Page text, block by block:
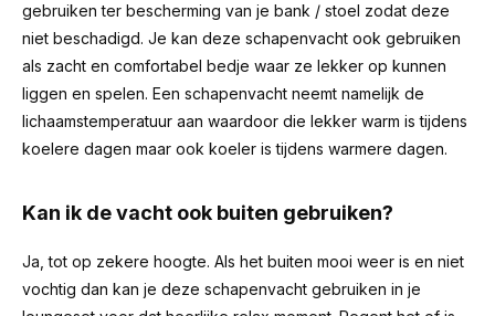
gebruiken ter bescherming van je bank / stoel zodat deze
niet beschadigd. Je kan deze schapenvacht ook gebruiken
als zacht en comfortabel bedje waar ze lekker op kunnen
liggen en spelen. Een schapenvacht neemt namelijk de
lichaamstemperatuur aan waardoor die lekker warm is tijdens
koelere dagen maar ook koeler is tijdens warmere dagen.
Kan ik de vacht ook buiten gebruiken?
Ja, tot op zekere hoogte. Als het buiten mooi weer is en niet
vochtig dan kan je deze schapenvacht gebruiken in je